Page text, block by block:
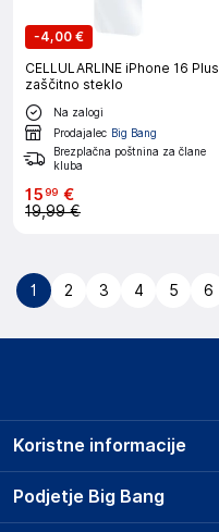
-4,00 €
CELLULARLINE iPhone 16 Plus
zaščitno steklo
Na zalogi
Prodajalec Big Bang
Brezplačna poštnina za člane
kluba
1599 €
19,99 €
1 2 3 4 5 6
Podjetje Big Bang
Koristne informacije
Prodajna mesta